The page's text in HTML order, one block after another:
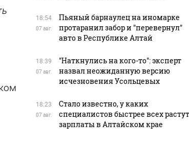
18:54
07 авг.
Пьяный барнаулец на иномарке
протаранил забор и "перевернул"
авто в Республике Алтай
18:39
07 авг.
"Наткнулись на кого-то": эксперт
назвал неожиданную версию
исчезновения Усольцевых
18:23
07 авг.
Стало известно, у каких
специалистов быстрее всех растут
зарплаты в Алтайском крае